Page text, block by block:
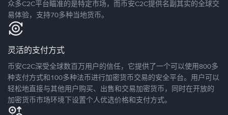
众多C2C平台瞄准的是特定市场，而币安C2C提供名副其实的全球交
易体验，支持70多种当地货币。
灵活的支付方式
币安C2C深受全球数百万用户的信任，它提供了一个可以使用800多
种支付方式和100多种法币进行加密货币交易的安全平台。用户可以
轻松地直接与其他用户购买、出售和交易加密货币，同时在开放的
加密货币市场环境下设置个人优选价格和支付方式。